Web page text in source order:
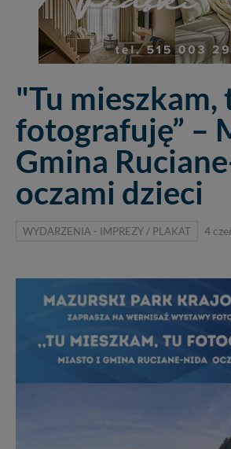
"Tu mieszkam,
fotografuję” –
Gmina
oczami dzieci
WYDARZENIA - IMPREZY / PLAKAT 4